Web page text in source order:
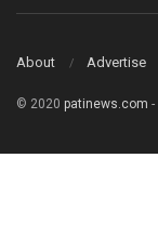
About Advertise
© 2020 patinews.com -